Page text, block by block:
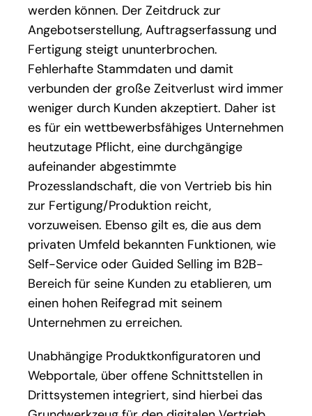
werden können. Der Zeitdruck zur
Angebotserstellung, Auftragserfassung und
Fertigung steigt ununterbrochen.
Fehlerhafte Stammdaten und damit
verbunden der große Zeitverlust wird immer
weniger durch Kunden akzeptiert. Daher ist
es für ein wettbewerbsfähiges Unternehmen
heutzutage Pflicht, eine durchgängige
aufeinander abgestimmte
Prozesslandschaft, die von Vertrieb bis hin
zur Fertigung/Produktion reicht,
vorzuweisen. Ebenso gilt es, die aus dem
privaten Umfeld bekannten Funktionen, wie
Self-Service oder Guided Selling im B2B-
Bereich für seine Kunden zu etablieren, um
einen hohen Reifegrad mit seinem
Unternehmen zu erreichen.
Unabhängige Produktkonfiguratoren und
Webportale, über offene Schnittstellen in
Drittsystemen integriert, sind hierbei das